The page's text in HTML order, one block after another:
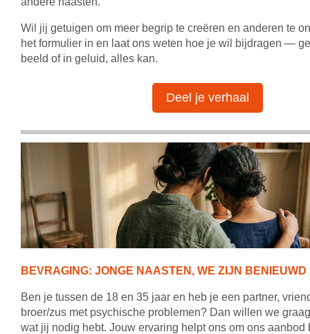
Wil jij getuigen om meer begrip te creëren en anderen te
het formulier in en laat ons weten hoe je wil bijdragen —
beeld of in geluid, alles kan.
Deel je verhaal
BEVRAGING: JONGE NAASTEN, WE ZIJN
Ben je tussen de 18 en 35 jaar en heb je een partner,
broer/zus met psychische problemen? Dan willen we
wat jij nodig hebt. Jouw ervaring helpt ons om ons aanbod